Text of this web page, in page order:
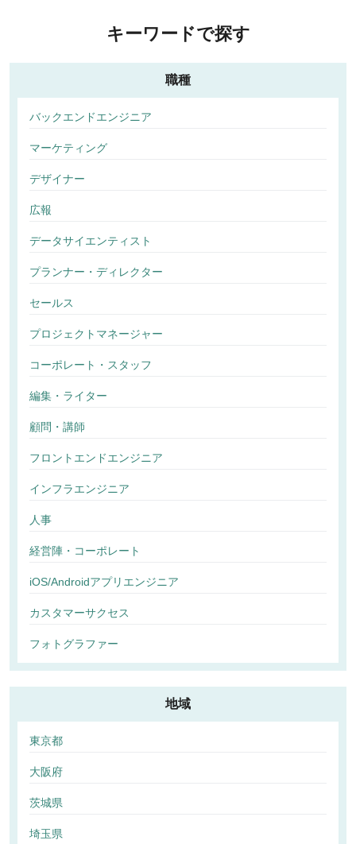
キーワードで探す
職種
バックエンドエンジニア
マーケティング
デザイナー
広報
データサイエンティスト
プランナー・ディレクター
セールス
プロジェクトマネージャー
コーポレート・スタッフ
編集・ライター
顧問・講師
フロントエンドエンジニア
インフラエンジニア
人事
経営陣・コーポレート
iOS/Androidアプリエンジニア
カスタマーサクセス
フォトグラファー
地域
東京都
大阪府
茨城県
埼玉県